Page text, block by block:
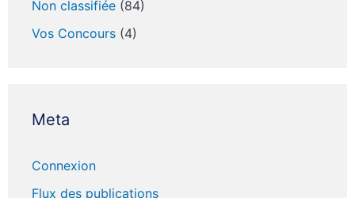
Non classifiée (84)
Vos Concours (4)
Meta
Connexion
Flux des publications